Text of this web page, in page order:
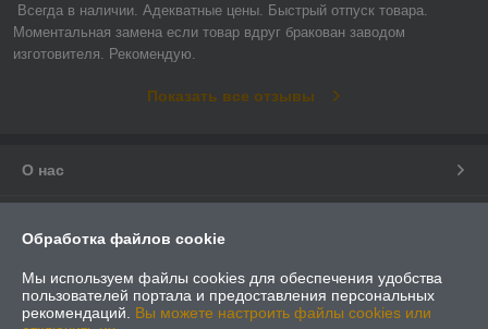
Всегда в наличии. Адекватные цены. Быстрый отпуск товара.
Моментальная замена если товар вдруг бракован заводом
изготовителя. Рекомендую.
Показать все отзывы
О нас
Доставка и оплата
График работы
Обработка файлов cookie
Мы используем файлы cookies для обеспечения удобства
пользователей портала и предоставления персональных
рекомендаций. Вы можете настроить файлы cookies или